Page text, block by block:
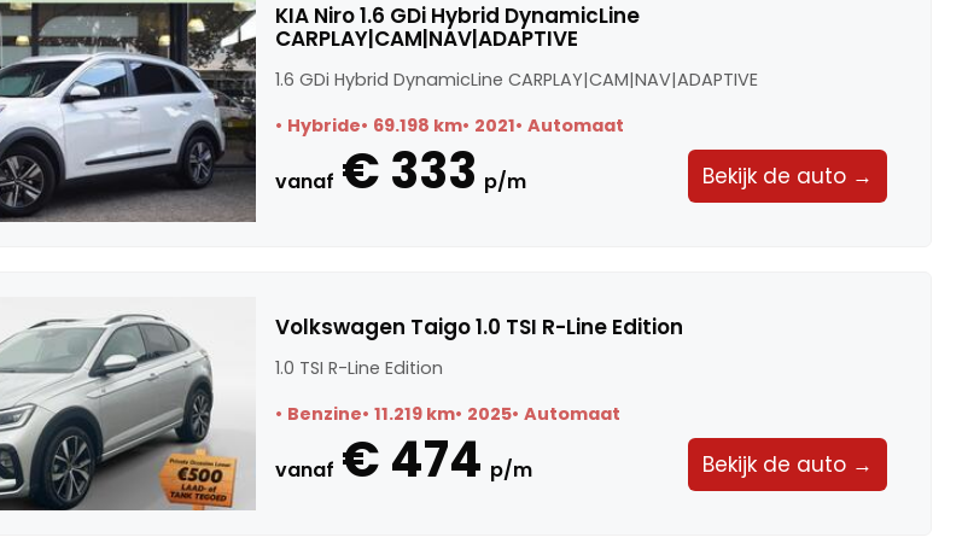
KIA Niro 1.6 GDi Hybrid DynamicLine
CARPLAY|CAM|NAV|ADAPTIVE
1.6 GDi Hybrid DynamicLine CARPLAY|CAM|NAV|ADAPTIVE
Hybride 69.198 km 2021 Automaat
vanaf € 333 p/m Bekijk de auto →
Volkswagen Taigo 1.0 TSI R-Line Edition
1.0 TSI R-Line Edition
Benzine 11.219 km 2025 Automaat
vanaf € 474 p/m Bekijk de auto →